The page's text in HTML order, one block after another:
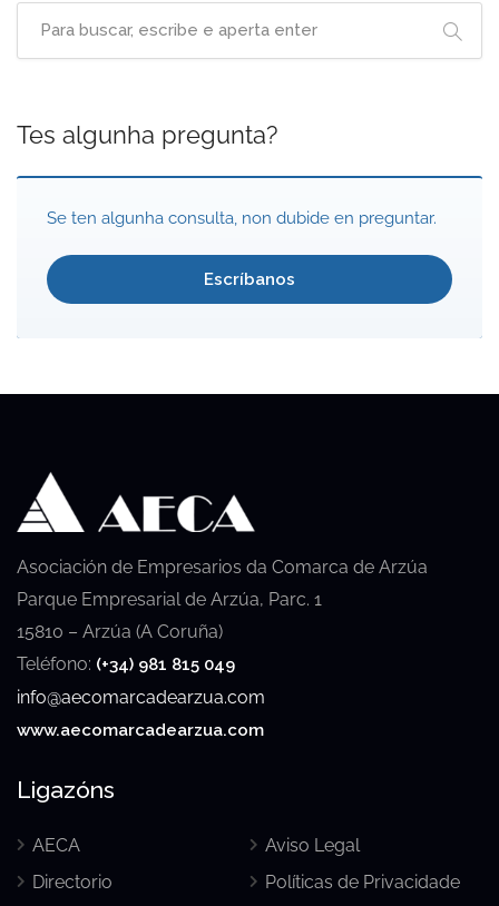
Tes algunha pregunta?
Se ten algunha consulta, non dubide en preguntar.
Escríbanos
Asociación de Empresarios da Comarca de Arzúa
Parque Empresarial de Arzúa, Parc. 1
15810 – Arzúa (A Coruña)
Teléfono: (+34) 981 815 049
info@aecomarcadearzua.com
www.aecomarcadearzua.com
Ligazóns
AECA
Directorio
Aviso Legal
Políticas de Privacidade